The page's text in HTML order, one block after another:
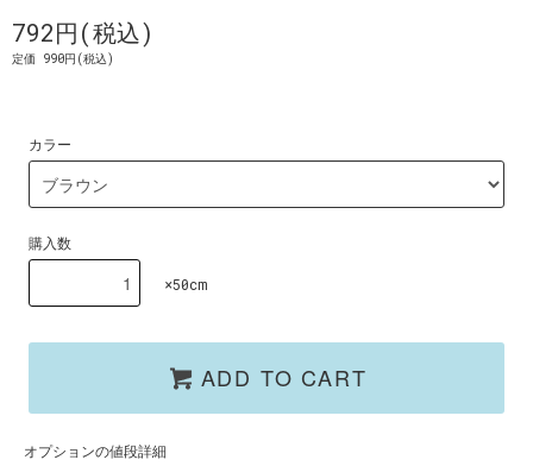
792円(税込)
定価 990円(税込)
カラー
購入数
×50cm
ADD TO CART
オプションの値段詳細